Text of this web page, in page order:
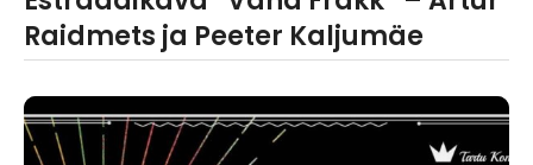
Raidmets ja Peeter Kaljumäe